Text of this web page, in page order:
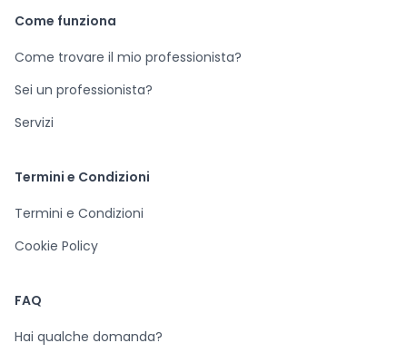
Come funziona
Come trovare il mio professionista?
Sei un professionista?
Servizi
Termini e Condizioni
Termini e Condizioni
Cookie Policy
FAQ
Hai qualche domanda?